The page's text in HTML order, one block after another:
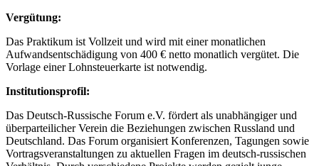
Vergütung:
Das Praktikum ist Vollzeit und wird mit einer monatlichen
Aufwandsentschädigung von 400 € netto monatlich vergütet. Die
Vorlage einer Lohnsteuerkarte ist notwendig.
Institutionsprofil:
Das Deutsch-Russische Forum e.V. fördert als unabhängiger und
überparteilicher Verein die Beziehungen zwischen Russland und
Deutschland. Das Forum organisiert Konferenzen, Tagungen sowie
Vortragsveranstaltungen zu aktuellen Fragen im deutsch-russischen